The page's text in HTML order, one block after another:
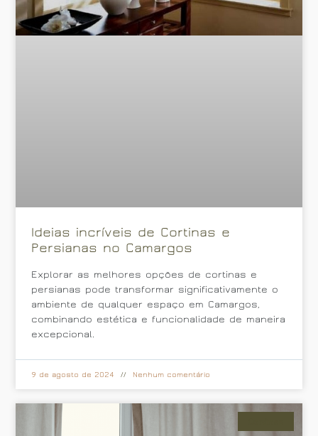
Ideias incríveis de Cortinas e
Persianas no Camargos
Explorar as melhores opções de cortinas e
persianas pode transformar significativamente o
ambiente de qualquer espaço em Camargos,
combinando estética e funcionalidade de maneira
excepcional.
9 de agosto de 2024 Nenhum comentário